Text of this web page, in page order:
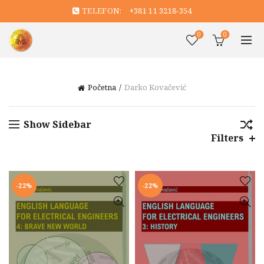
TELEFON: +381 11 3218-354
0 0
Početna Darko Kovačević
Show Sidebar
Filters
-22% -22%